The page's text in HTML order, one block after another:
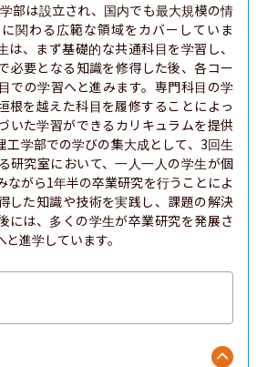
部は設立され、国内でも最大規模の情
関わる広範な領域をカバーしていま
は、まず基礎的な共通科目を学習し、
必要となる知識を修得した後、各コー
での学習へと進みます。専門科目の学
根を越えた科目を履修することによっ
いた学習ができるカリキュラムを提供
工学部での学びの集大成として、3回生
研究室において、一人一人の学生が個
ながら1年半の卒業研究を行うことによ
した知識や技術を実践し、課題の解決
には、多くの学生が卒業研究を発展さ
進学しています。